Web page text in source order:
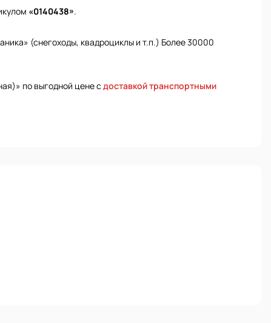
«0140438».
(снегоходы, квадроциклы и т.п.) Более 30000
по выгодной цене с доставкой транспортными